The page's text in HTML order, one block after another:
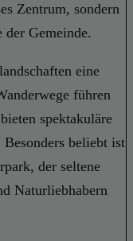
Zentrum, sondern
der Gemeinde.
eine
führen
spektakuläre
beliebt ist
der seltene
Naturliebhabern